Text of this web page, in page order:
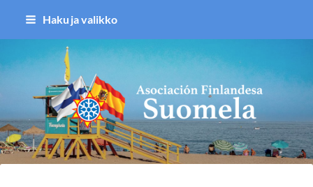
Siirry
sivun
sisältöön
Haku ja valikko
Asociación Finlandesa Suomela